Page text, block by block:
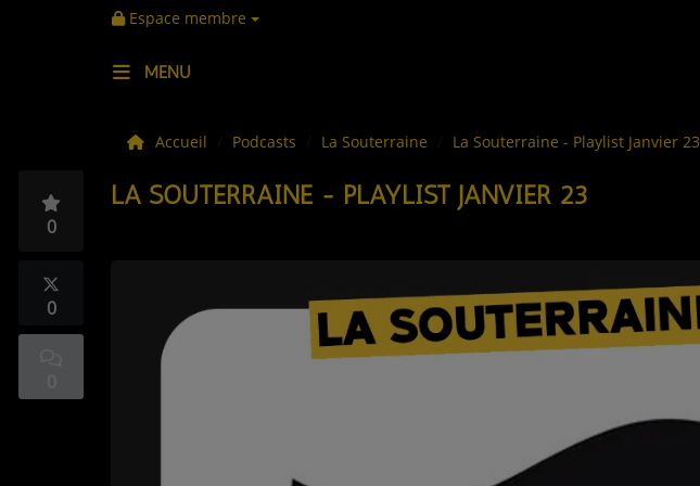
Espace membre
MENU
LA MUSIQUE
LES WEBRADIOS
Accueil Podcasts La Souterraine La Souterraine - Playlist Janvier 23
LA SOUTERRAINE - PLAYLIST JANVIER 23
0
0